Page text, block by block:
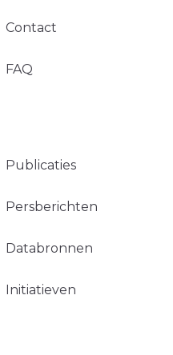
Contact
FAQ
Publicaties
Persberichten
Databronnen
Initiatieven